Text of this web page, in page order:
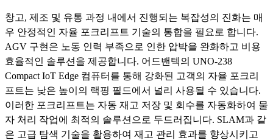
창고, 제조 및 유통 과정 내에서 진행되는 복잡성의 진화는 매
우 안정적인 자율 포크리프트 기술의 통합을 필요로 합니다.
AGV 구현은 노동 인력 부족으로 인한 압박을 완화하고 비용
효율적인 솔루션을 제공합니다. 어드밴텍의 UNO-238
Compact IoT Edge 컴퓨터를 통해 강화된 고객의 자율 포크리
프트는 낮은 높이의 랙핑 필드에서 널리 사용될 수 있습니다.
이러한 포크리프트는 자동 재고 저장 및 회수를 자동화하여 물
자 처리 작업에 최적의 솔루션으로 두드러집니다. SLAM과 같
은 고급 탐색 기술을 활용하여 재고 관리 효과를 향상시키고